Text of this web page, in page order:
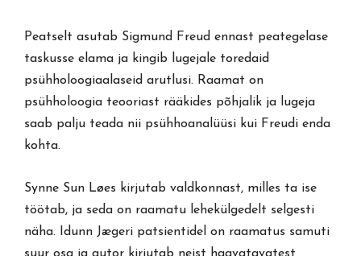
Peatselt asutab Sigmund Freud ennast peategelase
taskusse elama ja kingib lugejale toredaid
psühholoogiaalaseid arutlusi. Raamat on
psühholoogia teooriast rääkides põhjalik ja lugeja
saab palju teada nii psühhoanalüüsi kui Freudi enda
kohta.
Synne Sun Løes kirjutab valdkonnast, milles ta ise
töötab, ja seda on raamatu lehekülgedelt selgesti
näha. Idunn Jægeri patsientidel on raamatus samuti
suur osa ja autor kirjutab neist haavatavatest